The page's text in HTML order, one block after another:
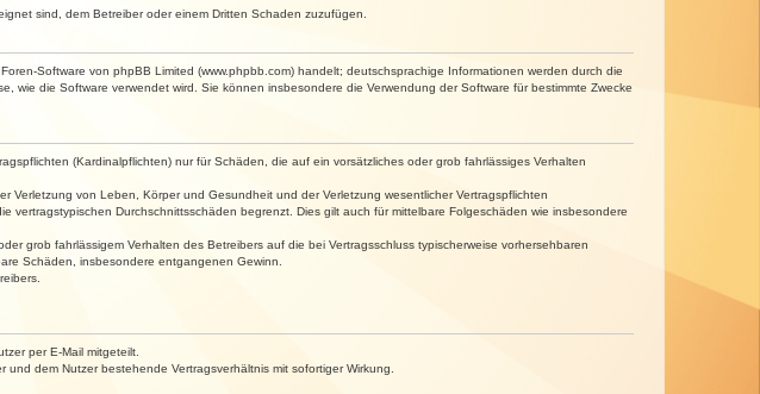
sind, dem Betreiber oder einem Dritten Schaden zuzufügen.
Software von phpBB Limited (www.phpbb.com) handelt; deutschsprachige Informationen werden durch die
die Software verwendet wird. Sie können insbesondere die Verwendung der Software für bestimmte Zwecke
(Kardinalpflichten) nur für Schäden, die auf ein vorsätzliches oder grob fahrlässiges Verhalten
von Leben, Körper und Gesundheit und der Verletzung wesentlicher Vertragspflichten
Durchschnittsschäden begrenzt. Dies gilt auch für mittelbare Folgeschäden wie insbesondere
grob fahrlässigem Verhalten des Betreibers auf die bei Vertragsschluss typischerweise vorhersehbaren
Schäden, insbesondere entgangenen Gewinn.
per E-Mail mitgeteilt.
dem Nutzer bestehende Vertragsverhältnis mit sofortiger Wirkung.